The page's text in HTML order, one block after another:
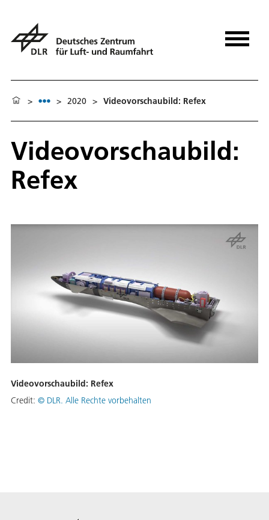
> > 2020 > Videovorschaubild: Refex
Videovorschaubild:
Refex
Videovorschaubild: Refex
Credit: © DLR. Alle Rechte vorbehalten